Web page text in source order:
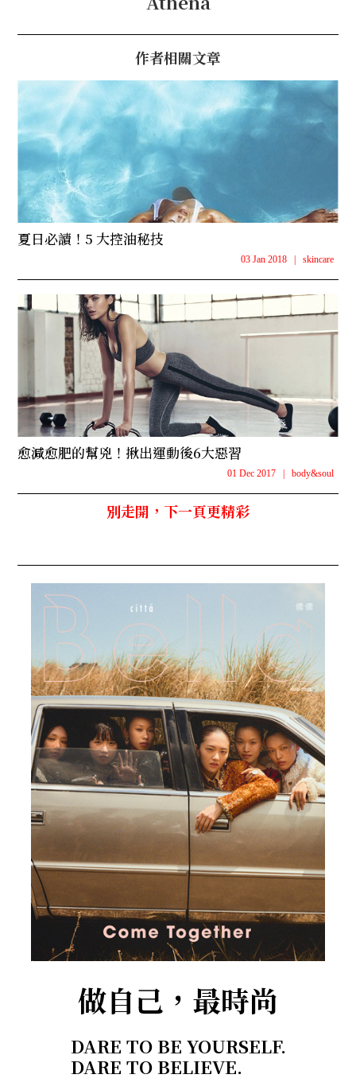
作者相關文章
夏日必讀！5 大控油秘技
03 Jan 2018 skincare
愈減愈肥的幫兇！揪出運動後6大惡習
01 Dec 2017 body&soul
別走開，下一頁更精彩
做自己，最時尚
DARE TO BE YOURSELF.
DARE TO BELIEVE.